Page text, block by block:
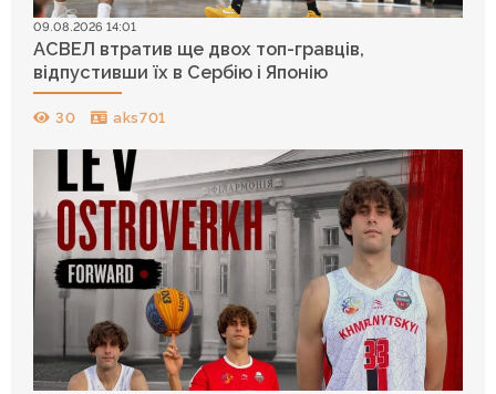
09.08.2026 14:01
АСВЕЛ втратив ще двох топ-гравців,
відпустивши їх в Сербію і Японію
30 aks701